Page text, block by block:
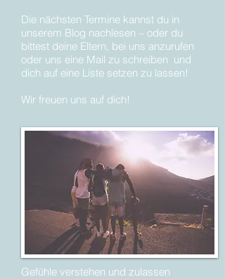
Die nächsten Termine kannst du in
unserem Blog nachlesen – oder du
bittest deine Eltern, bei uns anzurufen
oder uns eine Mail zu schreiben und
dich auf eine Liste setzen zu lassen!
Wir freuen uns auf dich!
Gefühle verstehen und zulassen